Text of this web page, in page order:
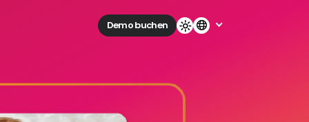
Demo buchen